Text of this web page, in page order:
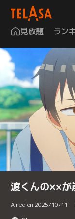
見放題 ラン
渡くんの××
Aired on 2025/10/11